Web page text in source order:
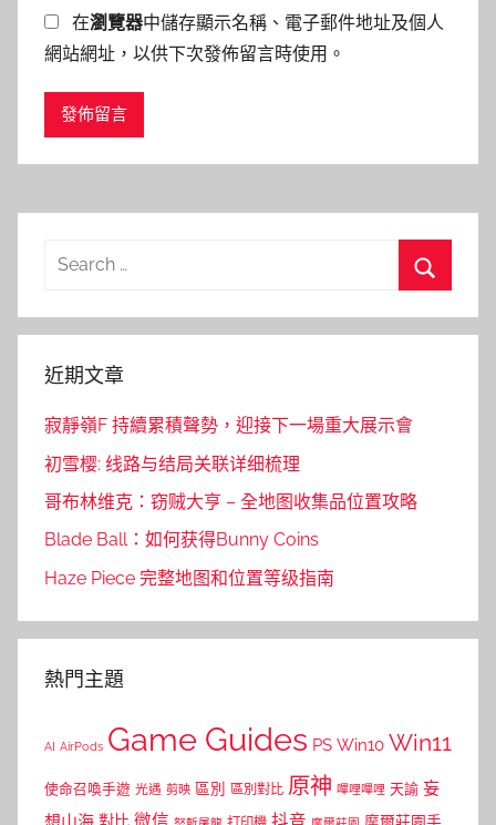
在瀏覽器中儲存顯示名稱、電子郵件地址及個人
網站網址，以供下次發佈留言時使用。
Search
近期文章
寂靜嶺F 持續累積聲勢，迎接下一場重大展示會
初雪樱: 线路与结局关联详细梳理
哥布林维克：窃贼大亨 – 全地图收集品位置攻略
Blade Ball：如何获得Bunny Coins
Haze Piece 完整地图和位置等级指南
熱門主題
AI AirPods Game Guides PS Win10 Win11
使命召喚手遊 光遇 剪映 區別 區別對比 原神 嗶哩嗶哩 天諭 妄
對比 微信 抖音 摩爾莊園手